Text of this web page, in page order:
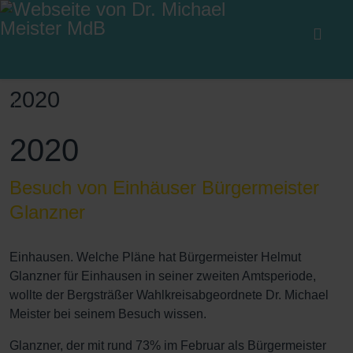
2020
2020
Besuch von Einhäuser Bürgermeister
Glanzner
Einhausen. Welche Pläne hat Bürgermeister Helmut
Glanzner für Einhausen in seiner zweiten Amtsperiode,
wollte der Bergsträßer Wahlkreisabgeordnete Dr. Michael
Meister bei seinem Besuch wissen.
Glanzner, der mit rund 73% im Februar als Bürgermeister